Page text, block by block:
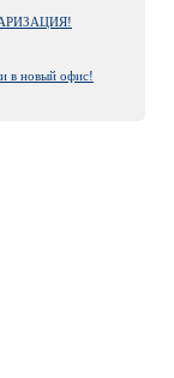
в новый офис!